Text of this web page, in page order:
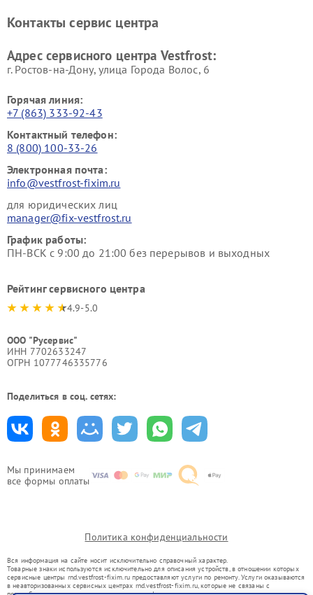
Мы принимаем
все формы оплаты
Vestfrost
Контакты сервис центра
Адрес сервисного центра Vestfrost:
г. Ростов-на-Дону, улица Города Волос, 6
Горячая линия:
+7 (863) 333-92-43
Контактный телефон:
8 (800) 100-33-26
Электронная почта:
info@vestfrost-fixim.ru
для юридических лиц
manager@fix-vestfrost.ru
График работы:
ПН-ВСК с 9:00 до 21:00 без перерывов и выходных
Рейтинг сервисного центра
4.9-5.0
ООО "Русервис"
ИНН 7702633247
ОГРН 1077746335776
Поделиться в соц. сетях:
Политика конфиденциальности
Вся информация на сайте носит исключительно справочный характер.
Товарные знаки используются исключительно для описания устройств, в отношении которых
сервисные центры rnd.vestfrost-fixim.ru предоставляют услуги по ремонту. Услуги оказываются
в неавторизованных сервисных центрах rnd.vestfrost-fixim.ru, которые не связаны с